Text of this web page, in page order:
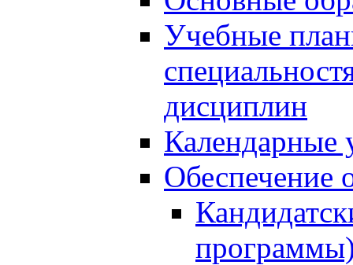
Учебные
дисциплин
Календарные
Обеспечение